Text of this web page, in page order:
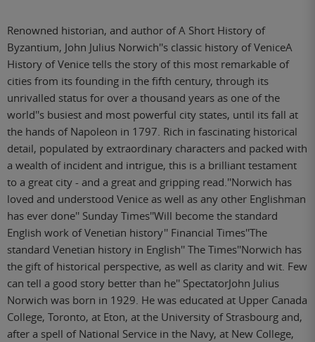
Renowned historian, and author of A Short History of
Byzantium, John Julius Norwich''s classic history of VeniceA
History of Venice tells the story of this most remarkable of
cities from its founding in the fifth century, through its
unrivalled status for over a thousand years as one of the
world''s busiest and most powerful city states, until its fall at
the hands of Napoleon in 1797. Rich in fascinating historical
detail, populated by extraordinary characters and packed with
a wealth of incident and intrigue, this is a brilliant testament
to a great city - and a great and gripping read.''Norwich has
loved and understood Venice as well as any other Englishman
has ever done'' Sunday Times''Will become the standard
English work of Venetian history'' Financial Times''The
standard Venetian history in English'' The Times''Norwich has
the gift of historical perspective, as well as clarity and wit. Few
can tell a good story better than he'' SpectatorJohn Julius
Norwich was born in 1929. He was educated at Upper Canada
College, Toronto, at Eton, at the University of Strasbourg and,
after a spell of National Service in the Navy, at New College,